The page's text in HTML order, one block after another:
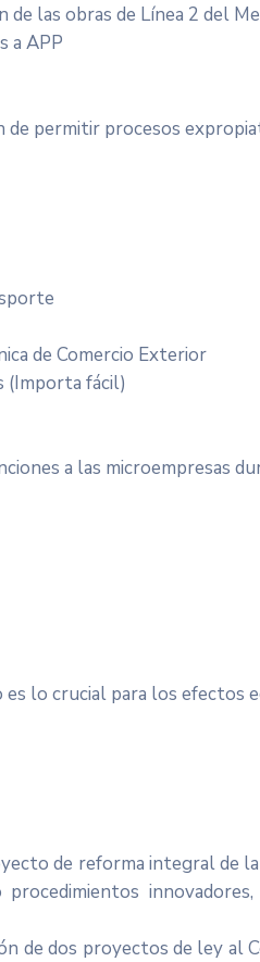
de las obras de Línea 2 del
a APP
de permitir procesos
de Comercio Exterior
(Importa fácil)
a las microempresas
lo crucial para los
de reforma integral de
de dos proyectos de ley al